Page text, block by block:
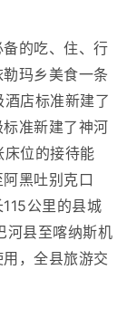
的吃、住、行
玛乡美食一条
店标准新建了
准新建了神河
位的接待能
黑吐别克口
公里的县城
河县至喀纳斯机
，全县旅游交